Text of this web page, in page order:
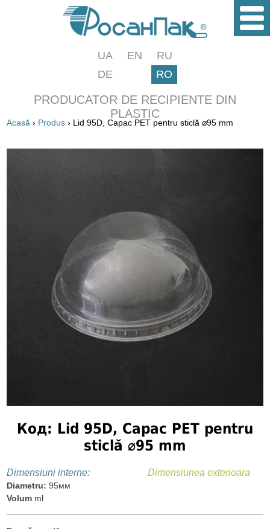
UA EN
RU
DE
RO
PRODUCATOR DE RECIPIENTE DIN
PLASTIC
Acasă › Produs › Lid 95D, Capac PET pentru sticlă ⌀95 mm
Код: Lid 95D, Capac PET pentru
sticlă ⌀95 mm
Dimensiuni interne:
Diametru: 95мм
Volum ml
Dimensiunea exterioara